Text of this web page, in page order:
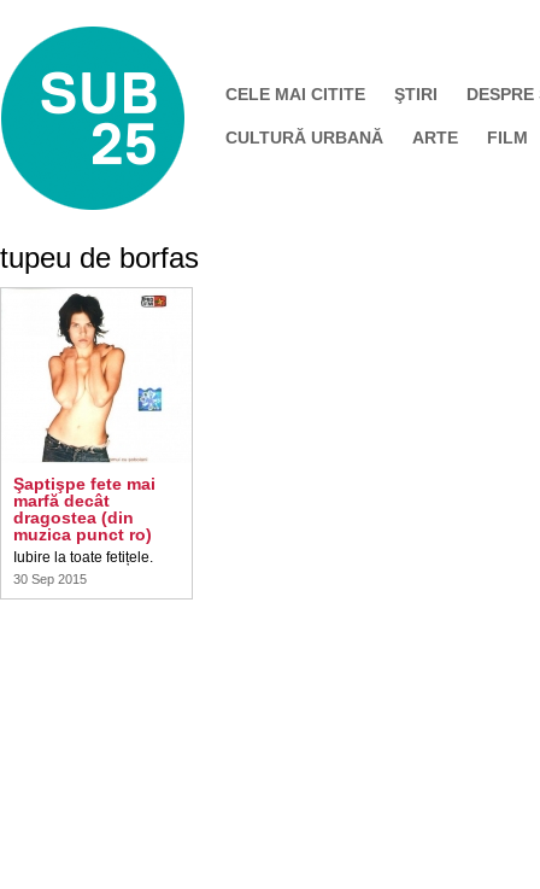
CELE MAI CITITE ŞTIRI DESPRE
CULTURĂ URBANĂ ARTE FILM
tupeu de borfas
Şaptişpe fete mai
marfă decât
dragostea (din
muzica punct ro)
Iubire la toate fetițele.
30 Sep 2015